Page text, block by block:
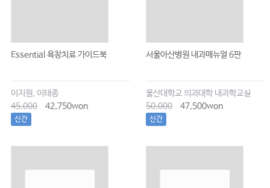
Essential 욕창치료 가이드북
이지원, 이태종
45,000
42,750won
신간
서울아산병원 내과매뉴얼 6판
울산대학교 의과대학 내과학교실
50,000
47,500won
신간